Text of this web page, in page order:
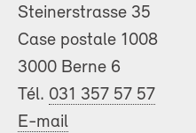
Steinerstrasse 35
Case postale 1008
3000 Berne 6
Tél. 031 357 57 57
E-mail